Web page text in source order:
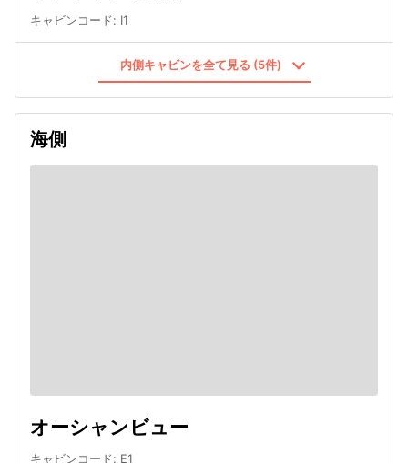
キャビンコード: I1
内側キャビンを全て見る (5件)
海側
オーシャンビュー
キャビンコード: E1